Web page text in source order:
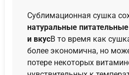
Сублимационная сушка
натуральные
и вкусВ то время как
более экономична, но
потере некоторых